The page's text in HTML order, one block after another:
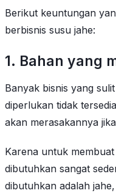
Berikut keuntungan
berbisnis susu jahe:
1. Bahan yang
Banyak bisnis yang
diperlukan tidak
akan merasakannya
Karena untuk
dibutuhkan sangat
dibutuhkan adalah